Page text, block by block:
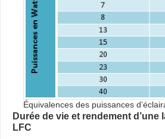
Équivalences des puissances
Durée de vie et rendement
LFC